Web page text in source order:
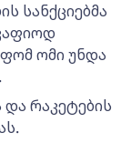
სანქციებმა
ომი უნდა
რაკეტების